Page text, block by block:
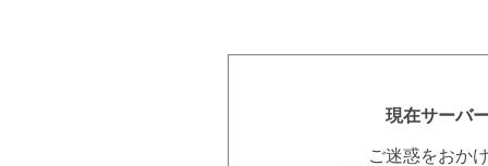
現在サーバ
ご迷惑をおか